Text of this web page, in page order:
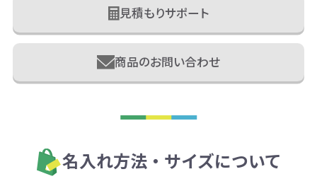
見積もりサポート
商品のお問い合わせ
名入れ方法・サイズについて